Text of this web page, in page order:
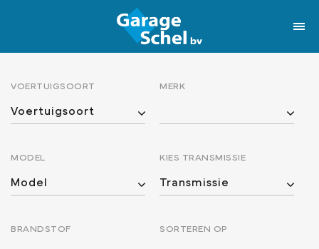
VOERTUIGSOORT MERK
MODEL KIES TRANSMISSIE
BRANDSTOF SORTEREN OP